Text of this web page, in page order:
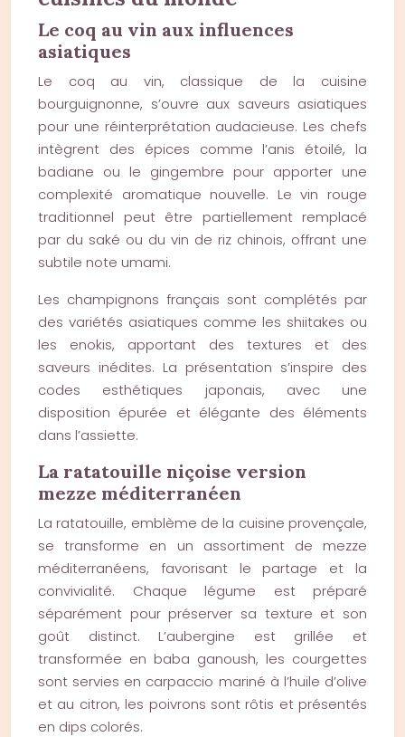
Le coq au vin aux influences
asiatiques
Le coq au vin, classique de la cuisine
bourguignonne, s’ouvre aux saveurs asiatiques
pour une réinterprétation audacieuse. Les chefs
intègrent des épices comme l’anis étoilé, la
badiane ou le gingembre pour apporter une
complexité aromatique nouvelle. Le vin rouge
traditionnel peut être partiellement remplacé
par du saké ou du vin de riz chinois, offrant une
subtile note umami.
Les champignons français sont complétés par
des variétés asiatiques comme les shiitakes ou
les enokis, apportant des textures et des
saveurs inédites. La présentation s’inspire des
codes esthétiques japonais, avec une
disposition épurée et élégante des éléments
dans l’assiette.
La ratatouille niçoise version
mezze méditerranéen
La ratatouille, emblème de la cuisine provençale,
se transforme en un assortiment de mezze
méditerranéens, favorisant le partage et la
convivialité. Chaque légume est préparé
séparément pour préserver sa texture et son
goût distinct. L’aubergine est grillée et
transformée en baba ganoush, les courgettes
sont servies en carpaccio mariné à l’huile d’olive
et au citron, les poivrons sont rôtis et présentés
en dips colorés.